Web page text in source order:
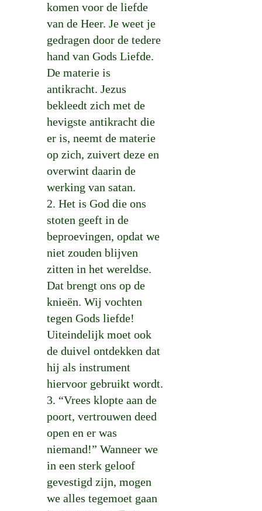
komen voor de liefde
van de Heer. Je weet je
gedragen door de tedere
hand van Gods Liefde.
De materie is
antikracht. Jezus
bekleedt zich met de
hevigste antikracht die
er is, neemt de materie
op zich, zuivert deze en
overwint daarin de
werking van satan.
2. Het is God die ons
stoten geeft in de
beproevingen, opdat we
niet zouden blijven
zitten in het wereldse.
Dat brengt ons op de
knieën. Wij vochten
tegen Gods liefde!
Uiteindelijk moet ook
de duivel ontdekken dat
hij als instrument
hiervoor gebruikt wordt.
3. “Vrees klopte aan de
poort, vertrouwen deed
open en er was
niemand!” Wanneer we
in een sterk geloof
gevestigd zijn, mogen
we alles tegemoet gaan